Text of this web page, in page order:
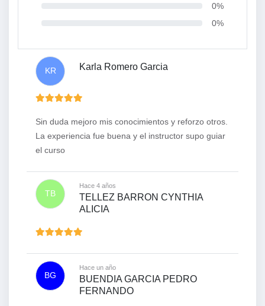
0%
0%
KR Karla Romero Garcia
Sin duda mejoro mis conocimientos y reforzo otros.
La experiencia fue buena y el instructor supo guiar
el curso
TB
Hace 4 años
TELLEZ BARRON CYNTHIA
ALICIA
BG
Hace un año
BUENDIA GARCIA PEDRO
FERNANDO